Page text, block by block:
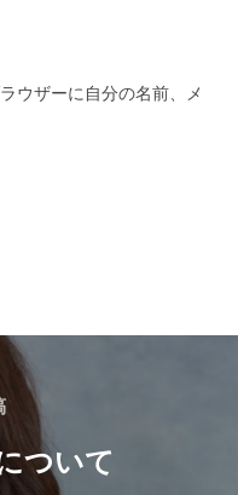
ウザーに自分の名前、メ
ついて